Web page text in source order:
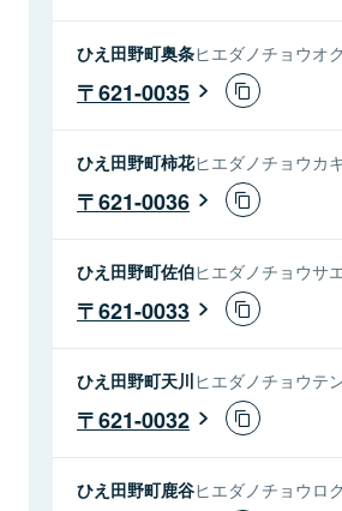
ひえ田野町奥条ヒエダノチョウオ
621-0035
ひえ田野町柿花ヒエダノチョウカ
621-0036
ひえ田野町佐伯ヒエダノチョウサ
621-0033
ひえ田野町天川ヒエダノチョウテ
621-0032
ひえ田野町鹿谷ヒエダノチョウロ